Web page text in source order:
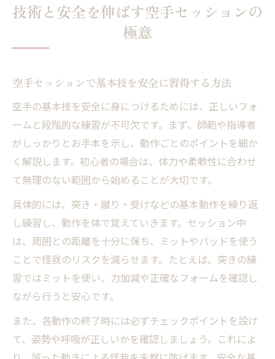
空手の型練習で意識したい安全対策
空手型練習時に必要な安全確認の手順
空手型で怪我を防ぐポイントと工夫
安全を意識した空手型の反復練習法
型練習に役立つ空手セッションの注意点
上達を目指すならセッション活用が鍵
空手セッションを上達に活かすコツと注意
点
個々に合わせた空手セッションの選び方
空手上達を促すセッションの活用法とは
空手技術に磨きをかける実践セッション術
上達への近道となる空手セッションの特徴
禁止技を理解し安心して学ぶ空手の魅力
禁止技の理解が空手セッションの安全性向
上に
技術と安全を伸ばす空手セッションの
極意
空手セッションで基本技を安全に習得する方法
空手の基本技を安全に身につけるためには、正しいフォ
ームと段階的な練習が不可欠です。まず、師範や指導者
がしっかりとお手本を示し、動作ごとのポイントを細か
く解説します。初心者の場合は、体力や柔軟性に合わせ
て無理のない範囲から始めることが大切です。
具体的には、突き・蹴り・受けなどの基本動作を繰り返
し練習し、動作を体で覚えていきます。セッション中
は、周囲との距離を十分に保ち、ミットやパッドを使う
ことで怪我のリスクを減らせます。たとえば、突きの練
習ではミットを使い、力加減や正確なフォームを確認し
ながら行うと安心です。
また、各動作の終了時には必ずチェックポイントを設け
て、姿勢や呼吸が正しいかを確認しましょう。これによ